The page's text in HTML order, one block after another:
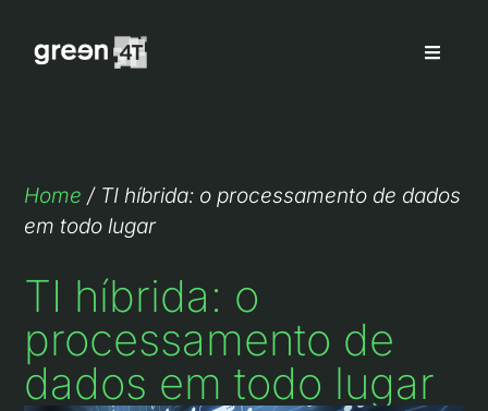
Home / TI híbrida: o processamento de dados
em todo lugar
TI híbrida: o
processamento de
dados em todo lugar